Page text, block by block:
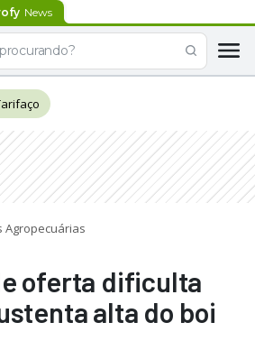
News
Agropecuárias
oferta dificulta
alta do boi